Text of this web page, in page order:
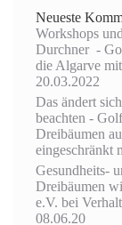
Neueste
Workshops
Durchner -
die Algarve
20.03.2022
Das ändert
beachten -
Dreibäumen
eingeschränkt
Gesundheits-
Dreibäumen
e.V. bei
08.06.20